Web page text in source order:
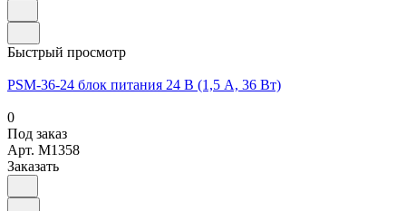
Быстрый просмотр
PSM-36-24 блок питания 24 В (1,5 А, 36 Вт)
0
Под заказ
Арт. M1358
Заказать